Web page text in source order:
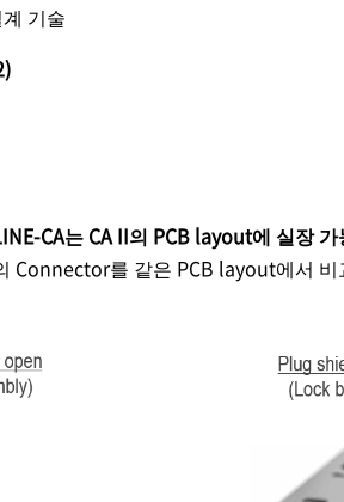
기술
CA는 CA II의 PCB layout에 실장
Connector를 같은 PCB layout에서